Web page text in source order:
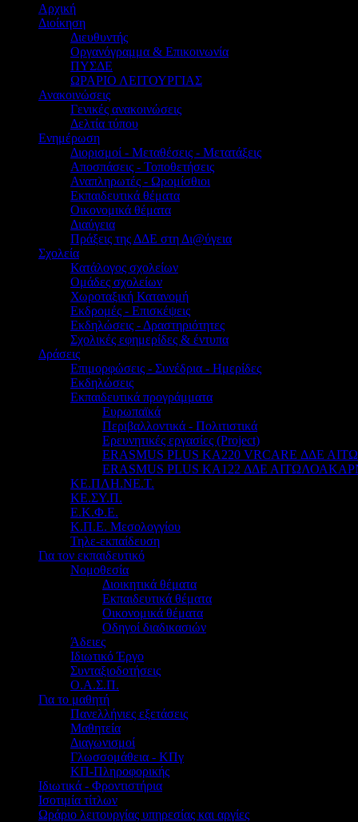
Αρχική
Διοίκηση
Διευθυντής
Οργανόγραμμα & Επικοινωνία
ΠΥΣΔΕ
ΩΡΑΡΙΟ ΛΕΙΤΟΥΡΓΙΑΣ
Ανακοινώσεις
Γενικές ανακοινώσεις
Δελτία τύπου
Ενημέρωση
Διορισμοί - Μεταθέσεις - Μετατάξεις
Αποσπάσεις - Τοποθετήσεις
Αναπληρωτές - Ωρομίσθιοι
Εκπαιδευτικά θέματα
Οικονομικά θέματα
Διαύγεια
Πράξεις της ΔΔΕ στη Δι@ύγεια
Σχολεία
Κατάλογος σχολείων
Ομάδες σχολείων
Χωροταξική Κατανομή
Εκδρομές - Επισκέψεις
Εκδηλώσεις - Δραστηριότητες
Σχολικές εφημερίδες & έντυπα
Δράσεις
Επιμορφώσεις - Συνέδρια - Ημερίδες
Εκδηλώσεις
Εκπαιδευτικά προγράμματα
Ευρωπαϊκά
Περιβαλλοντικά - Πολιτιστικά
Ερευνητικές εργασίες (Project)
ERASMUS PLUS KA220 VRCARE ΔΔΕ
ERASMUS PLUS KA122 ΔΔΕ
ΚΕ.ΠΛΗ.ΝΕ.Τ.
ΚΕ.ΣΥ.Π.
Ε.Κ.Φ.Ε.
Κ.Π.Ε. Μεσολογγίου
Τηλε-εκπαίδευση
Για τον εκπαιδευτικό
Νομοθεσία
Διοικητικά θέματα
Εκπαιδευτικά θέματα
Οικονομικά θέματα
Οδηγοί διαδικασιών
Άδειες
Ιδιωτικό Έργο
Συνταξιοδοτήσεις
Ο.Α.Σ.Π.
Για το μαθητή
Πανελλήνιες εξετάσεις
Μαθητεία
Διαγωνισμοί
Γλωσσομάθεια - ΚΠγ
ΚΠ-Πληροφορικής
Ιδιωτικά - Φροντιστήρια
Ισοτιμία τίτλων
Ωράριο λειτουργίας υπηρεσίας και αργίες